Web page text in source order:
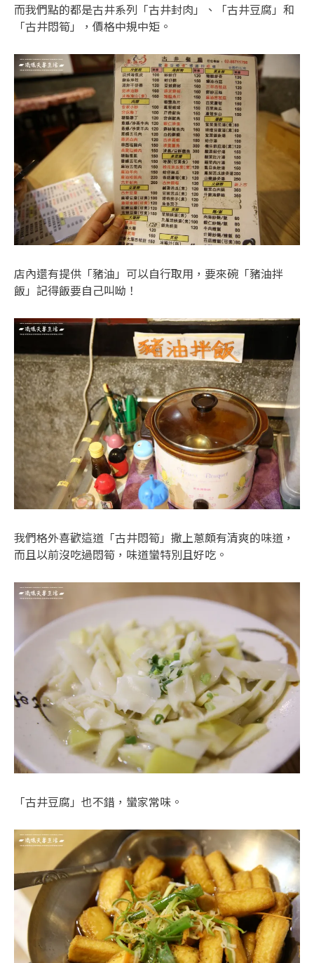
而我們點的都是古井系列「古井封肉」、「古井豆腐」和
「古井悶筍」，價格中規中矩。
店內還有提供「豬油」可以自行取用，要來碗「豬油拌
飯」記得飯要自己叫呦！
我們格外喜歡這道「古井悶筍」撒上蔥頗有清爽的味道，
而且以前沒吃過悶筍，味道蠻特別且好吃。
「古井豆腐」也不錯，蠻家常味。